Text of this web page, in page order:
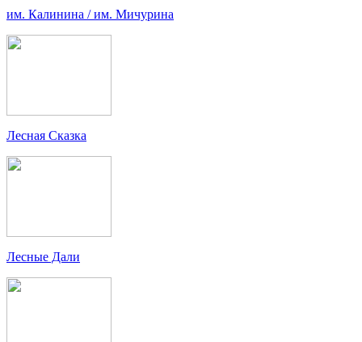
им. Калинина / им. Мичурина
Лесная Сказка
Лесные Дали